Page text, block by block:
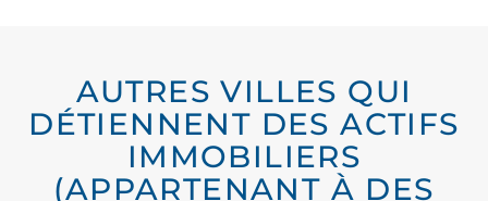
AUTRES VILLES QUI
DÉTIENNENT DES ACTIFS
IMMOBILIERS
(APPARTENANT À DES